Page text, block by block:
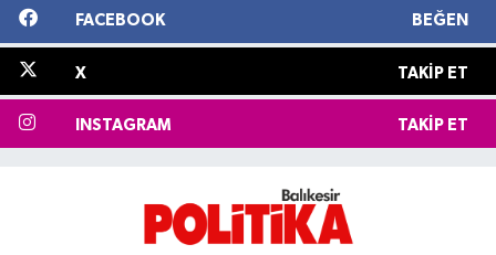
FACEBOOK BEĞEN
X TAKIP ET
INSTAGRAM TAKIP ET